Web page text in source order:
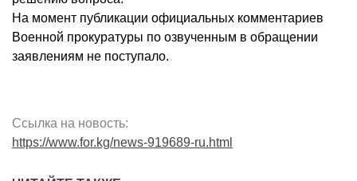
На момент публикации официальных комментариев
Военной прокуратуры по озвученным в обращении
заявлениям не поступало.
Ссылка на новость:
https://www.for.kg/news-919689-ru.html